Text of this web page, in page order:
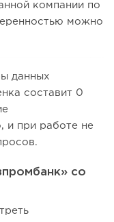
компании по
можно
данных
составит 0
и при работе не
со